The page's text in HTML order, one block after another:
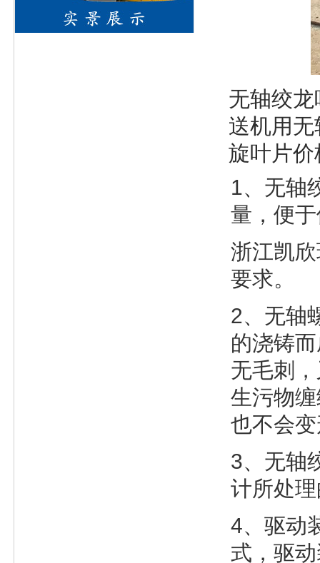
无轴绞
送机用
旋叶片
1、无轴
量，便
浙江凯
要求。
2、无轴
的浇铸
无毛刺
生污物
也不会
3、无轴
计所处
4、驱动
式，驱